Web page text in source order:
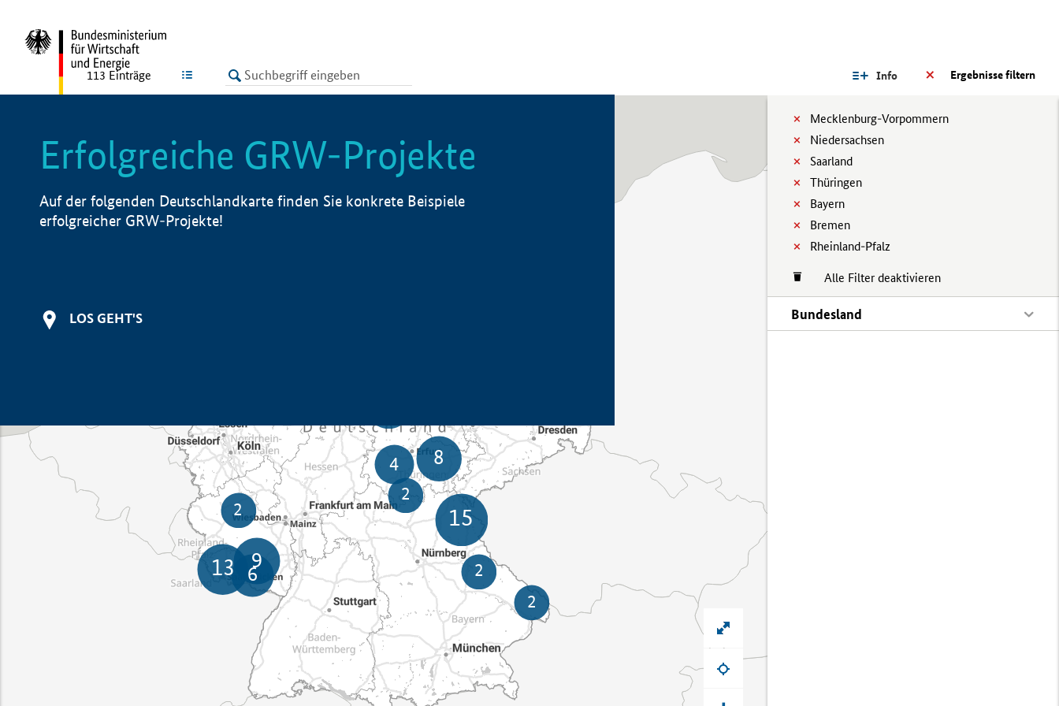
LISTE Ergebnisse filtern
Info
Mecklenburg-Vorpommern
Niedersachsen
Saarland
Thüringen
Bayern
Bremen
Rheinland-Pfalz
Alle Filter deaktivieren
Bundesland
113 Einträge
Erfolgreiche GRW-Projekte
Auf der folgenden Deutschlandkarte finden Sie konkrete Beispiele
erfolgreicher GRW-Projekte!
LOS GEHT'S